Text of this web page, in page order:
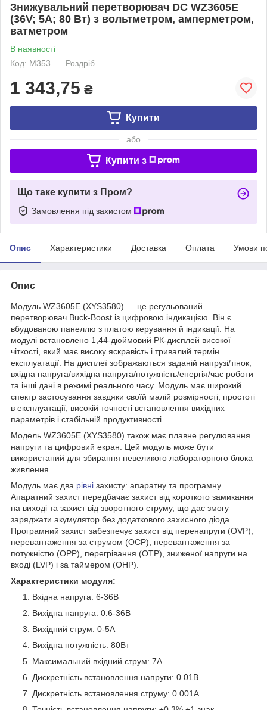
Знижувальний перетворювач DC WZ3605E
(36V; 5A; 80 Вт) з вольтметром, амперметром,
ватметром
В наявності
Код: M353
Роздріб
1 343,75 ₴
Купити
або
Купити з
Що таке купити з Пром?
Замовлення під захистом
Опис Характеристики Доставка Оплата Умови
Опис
Модуль WZ3605E (XYS3580) — це регульований
перетворювач Buck-Boost із цифровою індикацією. Він є
вбудованою панеллю з платою керування й індикації. На
модулі встановлено 1,44-дюймовий РК-дисплей високої
чіткості, який має високу яскравість і тривалий термін
експлуатації. На дисплеї зображаються заданій напрузі/тінок,
вхідна напруга/вихідна напруга/потужність/енергія/час роботи
та інші дані в режимі реального часу. Модуль має широкий
спектр застосування завдяки своїй малій розмірності, простоті
в експлуатації, високій точності встановлення вихідних
параметрів і стабільній продуктивності.
Модель WZ3605E (XYS3580) також має плавне регулювання
напруги та цифровий екран. Цей модуль може бути
використаний для збирання невеликого лабораторного блока
живлення.
Модуль має два рівні захисту: апаратну та програмну.
Апаратний захист передбачає захист від короткого замикання
на виході та захист від зворотного струму, що дає змогу
заряджати акумулятор без додаткового захисного діода.
Програмний захист забезпечує захист від перенапруги (OVP),
перевантаження за струмом (OCP), перевантаження за
потужністю (OPP), перегрівання (OTP), зниженої напруги на
вході (LVP) і за таймером (OHP).
Характеристики модуля:
Вхідна напруга: 6-36В
Вихідна напруга: 0.6-36В
Вихідний струм: 0-5А
Вихідна потужність: 80Вт
Максимальний вхідний струм: 7А
Дискретність встановлення напруги: 0.01В
Дискретність встановлення струму: 0.001А